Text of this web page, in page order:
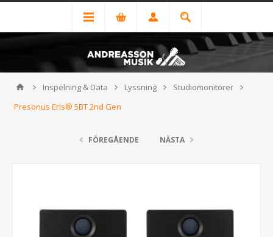
Inspelning & Data Lyssning
Studiomonitorer
Presonus Eris® 5BT 2nd Gen
FÖREGÅENDE NÄSTA